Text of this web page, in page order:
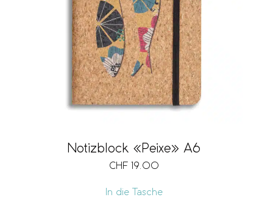
Notizblock «Peixe» A6
CHF 19.00
In die Tasche